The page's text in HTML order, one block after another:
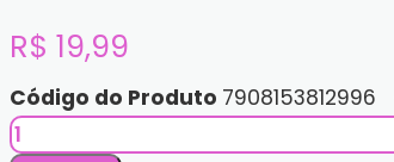
R$ 19,99
Código do Produto 7908153812996
Pincel
Duplo